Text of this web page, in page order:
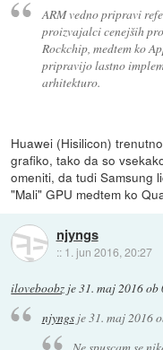
ARM vedno pripravi
proizvajalci cenejših
Rockchip, medtem ko
pripravijo lastno
arhitekturo.
Huawei (Hisilicon)
grafiko, tako da so
omeniti, da tudi Samsung
"Mali" GPU medtem ko
njyngs
:: 1. jun 2016, 20:27
iloveboobz je31. maj 2016 ob
njyngsje31. maj 2016